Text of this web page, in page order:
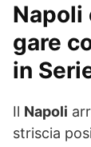
Napoli
gare
in
Il Napoli
striscia